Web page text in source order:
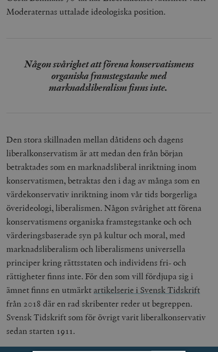
Moderaternas uttalade ideologiska position.
Någon svårighet att förena konservatismens
organiska framstegstanke med
marknadsliberalism finns inte.
Den stora skillnaden mellan dåtidens och dagens
liberalkonservatism är att medan den från början
betraktades som en marknadsliberal inriktning inom
konservatismen, betraktas den i dag av många som en
värdekonservativ inriktning inom vår tids borgerliga
överideologi, liberalismen. Någon svårighet att förena
konservatismens organiska framstegstanke och och
värderingsbaserade syn på kultur och moral, med
marknadsliberalism och liberalismens universella
principer kring rättsstaten och individens fri- och
rättigheter finns inte. För den som vill fördjupa sig i
ämnet finns en utmärkt artikelserie i Svensk Tidskrift
från 2018 där en rad skribenter reder ut begreppen.
Svensk Tidskrift som för övrigt varit liberalkonservativ
sedan starten 1911.